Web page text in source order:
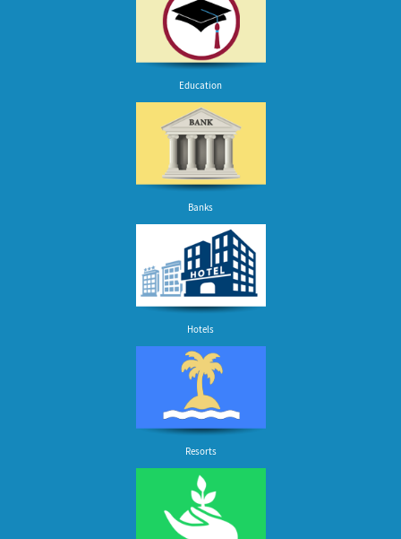
Education
Banks
Hotels
Resorts